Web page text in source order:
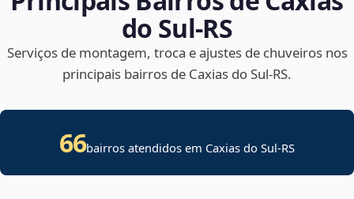
do Sul‑RS
Serviços de montagem, troca e ajustes de chuveiros nos
principais bairros de Caxias do Sul‑RS.
66bairros atendidos em Caxias do Sul-RS